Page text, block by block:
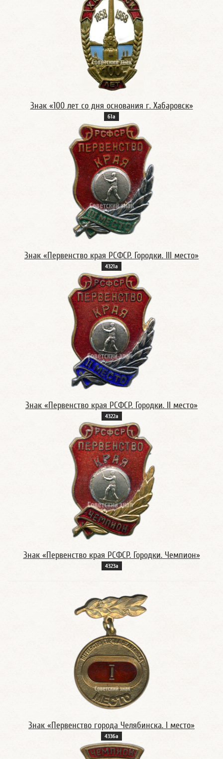
Знак «100 лет со дня основания г. Хабаровск»
61а
Знак «Первенство края РСФСР. Городки. III место»
4321а
Знак «Первенство края РСФСР. Городки. II место»
4322а
Знак «Первенство края РСФСР. Городки. Чемпион»
4323а
Знак «Первенство города Челябинска. I место»
4336а